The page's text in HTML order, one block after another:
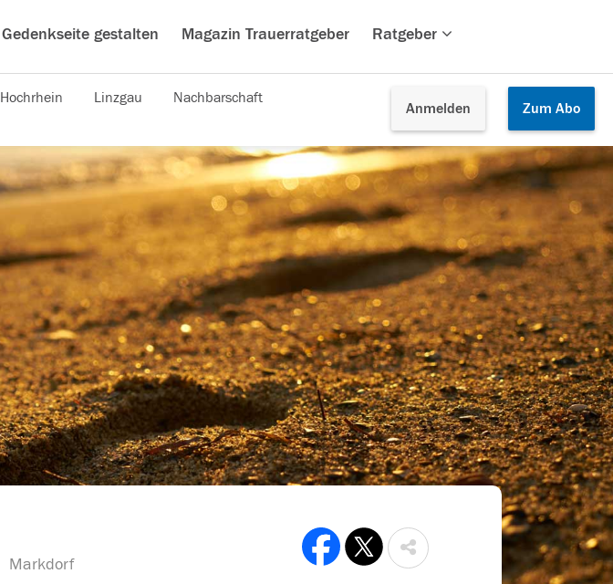
Gedenkseite gestalten Magazin Trauerratgeber Ratgeber
Anmelden Zum Abo
Hochrhein Linzgau Nachbarschaft
Markdorf